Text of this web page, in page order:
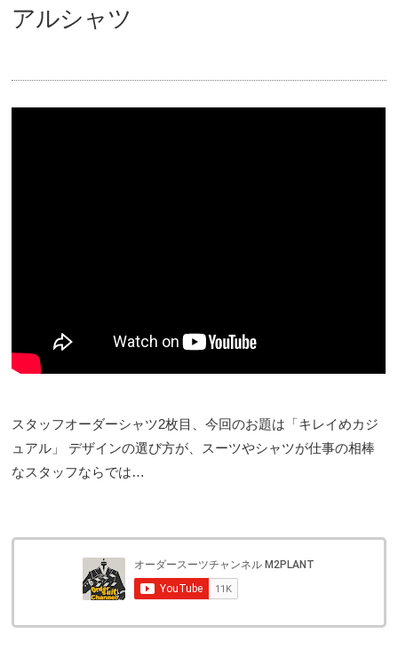
アルシャツ
スタッフオーダーシャツ2枚目、今回のお題は「キレイめカジ
ュアル」 デザインの選び方が、スーツやシャツが仕事の相棒
なスタッフならでは…